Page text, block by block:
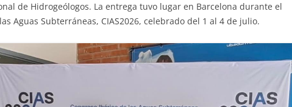
de Hidrogeólogos. La entrega tuvo lugar en Barcelona durante el
Aguas Subterráneas, CIAS2026, celebrado del 1 al 4 de julio.